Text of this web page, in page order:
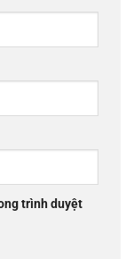
trình duyệt